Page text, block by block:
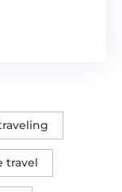
travel